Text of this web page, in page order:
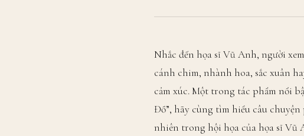
Nhắc đến họa sĩ Vũ Anh, người
cánh chim, nhành hoa, sắc xuân
cảm xúc. Một trong tác phẩm nổi
Đồ”, hãy cùng tìm hiểu câu
nhiên trong hội họa của họa sĩ Vũ